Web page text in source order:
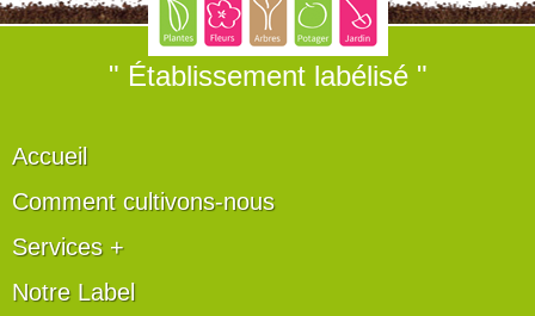
" Établissement labélisé "
Accueil
Comment cultivons-nous
Services +
Notre Label